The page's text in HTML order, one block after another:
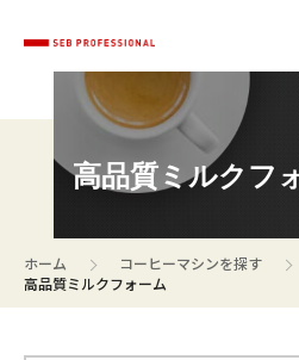
高品質ミルクフ
ホーム コーヒーマシンを探す
高品質ミルクフォーム